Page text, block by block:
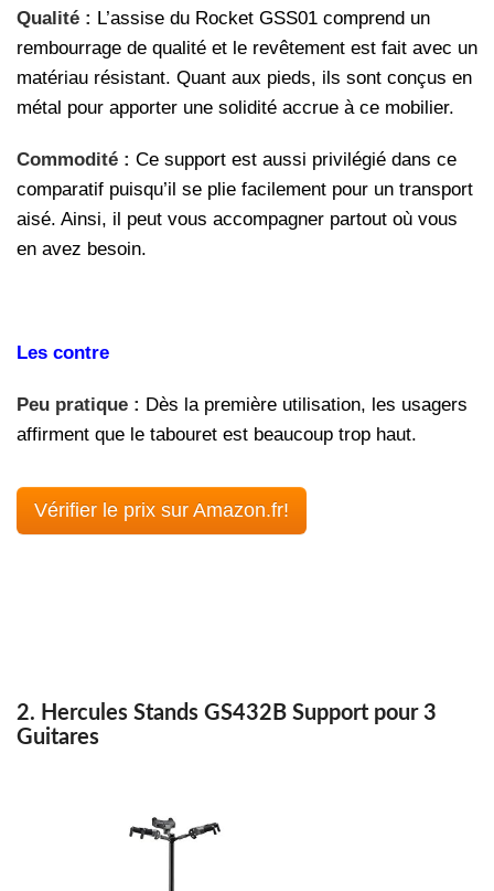
Qualité : L’assise du Rocket GSS01 comprend un
rembourrage de qualité et le revêtement est fait avec un
matériau résistant. Quant aux pieds, ils sont conçus en
métal pour apporter une solidité accrue à ce mobilier.
Commodité : Ce support est aussi privilégié dans ce
comparatif puisqu’il se plie facilement pour un transport
aisé. Ainsi, il peut vous accompagner partout où vous
en avez besoin.
Les contre
Peu pratique : Dès la première utilisation, les usagers
affirment que le tabouret est beaucoup trop haut.
Vérifier le prix sur Amazon.fr!
2. Hercules Stands GS432B Support pour 3
Guitares